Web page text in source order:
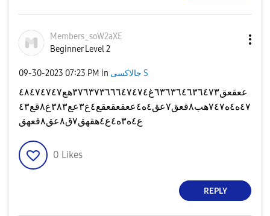
Members_soW2aXE
Beginner Level 2
‎09-30-2023 07:23 PM in جالاكسى S
ععقعق٦٣٦٣٦٤٦٣٦٤٧٣غ٣٧٦٣٧٣٦٦٦٤٧٤٧٤هع٤٨٤٧٤٧٤٧
٤٧ه٤ه٧٤٧هب٨قعق٧عق٤ه٤ععقعقعقع٤ع٣عع٣٨٣ع٨قع٤٣
ع٤ه٣ه٤ع٤هقهق٧ق٨عق٨فعهق
0 Likes
REPLY